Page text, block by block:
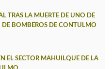
TRAS LA MUERTE DE UNO DE
DE BOMBEROS DE CONTULMO
EL SECTOR MAHUILQUE DE LA